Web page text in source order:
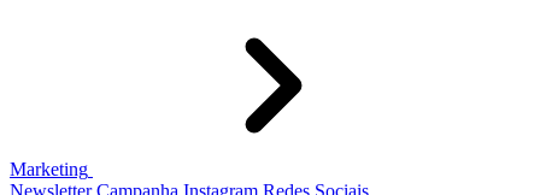
Marketing
Newsletter Campanha Instagram Redes Sociais